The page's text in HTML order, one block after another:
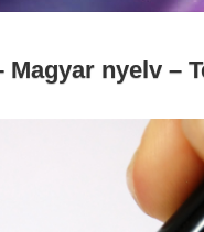
Magyar nyelv –